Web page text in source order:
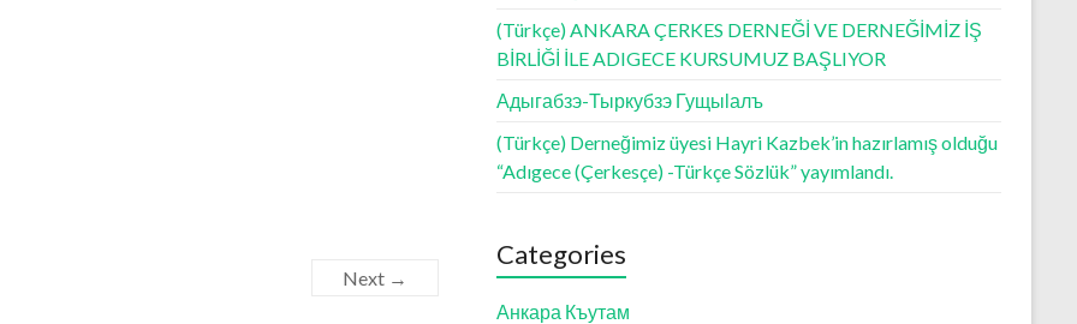
Next →
(Türkçe) ANKARA ÇERKES DERNEĞİ VE DERNEĞİMİZ İŞ
BİRLİĞİ İLE ADIGECE KURSUMUZ BAŞLIYOR
Адыгабзэ-Тыркубзэ Гущыӏалъ
(Türkçe) Derneğimiz üyesi Hayri Kazbek’in hazırlamış olduğu
“Adıgece (Çerkesçe) -Türkçe Sözlük” yayımlandı.
Categories
Анкара Къутам